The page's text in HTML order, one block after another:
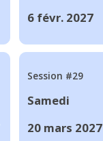
6 févr. 2027
Session #29
Samedi
20 mars 2027